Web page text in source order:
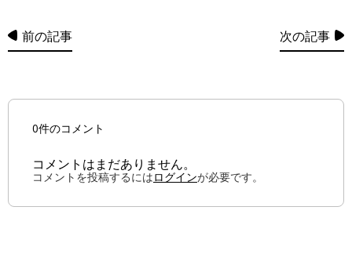
前の記事 次の記事
0件のコメント
コメントはまだありません。
コメントを投稿するにはログインが必要です。